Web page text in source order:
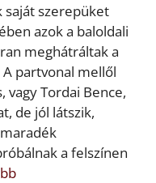
saját szerepüket
azok a baloldali
meghátráltak a
partvonal mellől
vagy Tordai Bence,
de jól látszik,
a felszínen